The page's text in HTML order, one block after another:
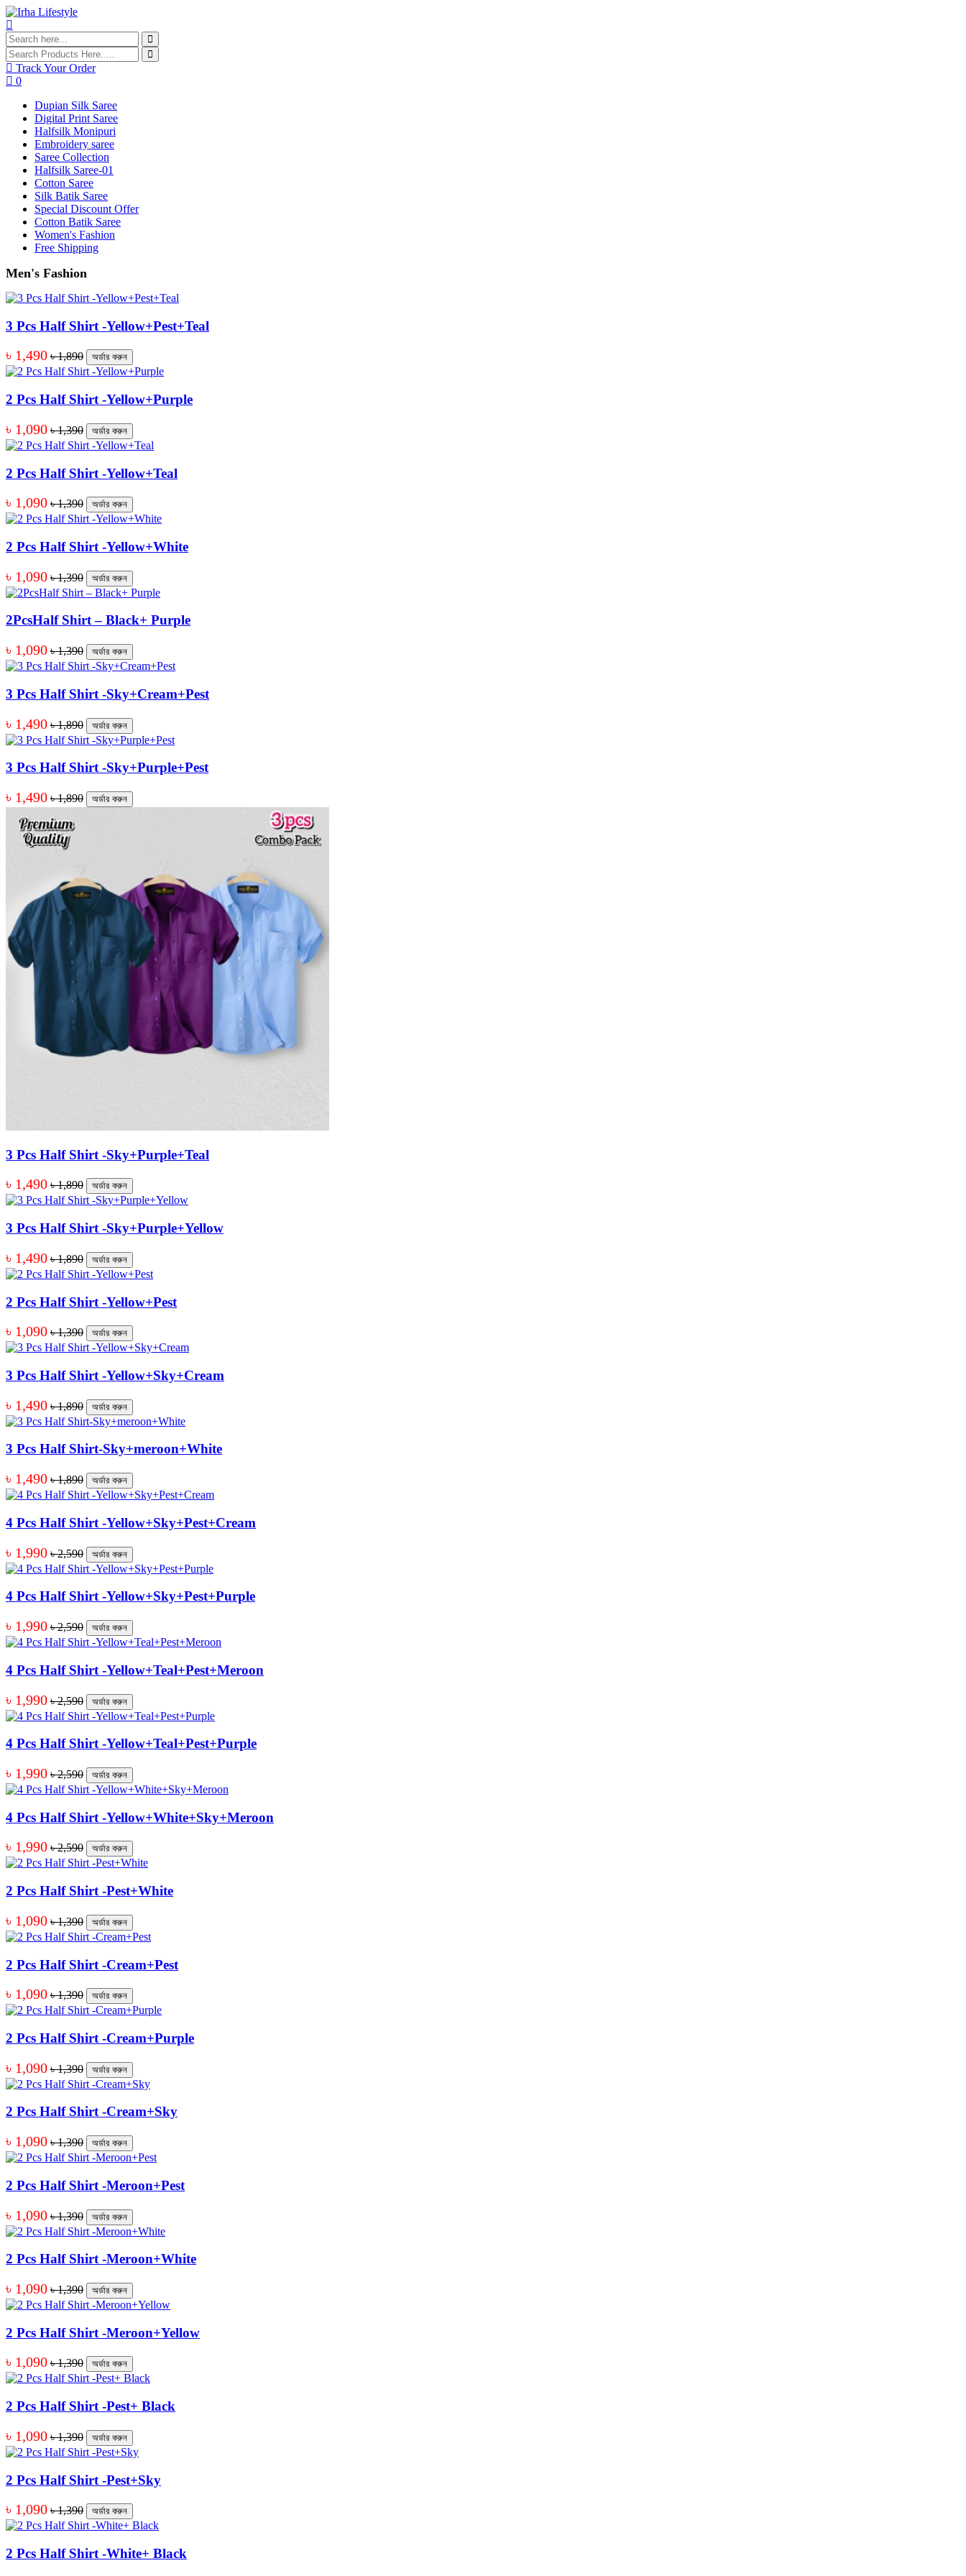
Track Your Order
0
Dupian Silk Saree
Digital Print Saree
Halfsilk Monipuri
Embroidery saree
Saree Collection
Halfsilk Saree-01
Cotton Saree
Silk Batik Saree
Special Discount Offer
Cotton Batik Saree
Women's Fashion
Free Shipping
Men's Fashion
3 Pcs Half Shirt -Yellow+Pest+Teal
৳ 1,490 ৳ 1,890 অর্ডার করুন
2 Pcs Half Shirt -Yellow+Purple
৳ 1,090 ৳ 1,390 অর্ডার করুন
2 Pcs Half Shirt -Yellow+Teal
৳ 1,090 ৳ 1,390 অর্ডার করুন
2 Pcs Half Shirt -Yellow+White
৳ 1,090 ৳ 1,390 অর্ডার করুন
2PcsHalf Shirt – Black+ Purple
৳ 1,090 ৳ 1,390 অর্ডার করুন
3 Pcs Half Shirt -Sky+Cream+Pest
৳ 1,490 ৳ 1,890 অর্ডার করুন
3 Pcs Half Shirt -Sky+Purple+Pest
৳ 1,490 ৳ 1,890 অর্ডার করুন
3 Pcs Half Shirt -Sky+Purple+Teal
৳ 1,490 ৳ 1,890 অর্ডার করুন
3 Pcs Half Shirt -Sky+Purple+Yellow
৳ 1,490 ৳ 1,890 অর্ডার করুন
2 Pcs Half Shirt -Yellow+Pest
৳ 1,090 ৳ 1,390 অর্ডার করুন
3 Pcs Half Shirt -Yellow+Sky+Cream
৳ 1,490 ৳ 1,890 অর্ডার করুন
3 Pcs Half Shirt-Sky+meroon+White
৳ 1,490 ৳ 1,890 অর্ডার করুন
4 Pcs Half Shirt -Yellow+Sky+Pest+Cream
৳ 1,990 ৳ 2,590 অর্ডার করুন
4 Pcs Half Shirt -Yellow+Sky+Pest+Purple
৳ 1,990 ৳ 2,590 অর্ডার করুন
4 Pcs Half Shirt -Yellow+Teal+Pest+Meroon
৳ 1,990 ৳ 2,590 অর্ডার করুন
4 Pcs Half Shirt -Yellow+Teal+Pest+Purple
৳ 1,990 ৳ 2,590 অর্ডার করুন
4 Pcs Half Shirt -Yellow+White+Sky+Meroon
৳ 1,990 ৳ 2,590 অর্ডার করুন
2 Pcs Half Shirt -Pest+White
৳ 1,090 ৳ 1,390 অর্ডার করুন
2 Pcs Half Shirt -Cream+Pest
৳ 1,090 ৳ 1,390 অর্ডার করুন
2 Pcs Half Shirt -Cream+Purple
৳ 1,090 ৳ 1,390 অর্ডার করুন
2 Pcs Half Shirt -Cream+Sky
৳ 1,090 ৳ 1,390 অর্ডার করুন
2 Pcs Half Shirt -Meroon+Pest
৳ 1,090 ৳ 1,390 অর্ডার করুন
2 Pcs Half Shirt -Meroon+White
৳ 1,090 ৳ 1,390 অর্ডার করুন
2 Pcs Half Shirt -Meroon+Yellow
৳ 1,090 ৳ 1,390 অর্ডার করুন
2 Pcs Half Shirt -Pest+ Black
৳ 1,090 ৳ 1,390 অর্ডার করুন
2 Pcs Half Shirt -Pest+Sky
৳ 1,090 ৳ 1,390 অর্ডার করুন
2 Pcs Half Shirt -White+ Black